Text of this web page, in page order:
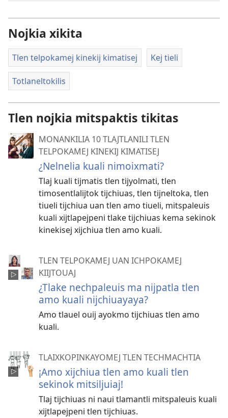
Nojkia xikita
Tlen telpokamej kinekij kimatisej Kej tieli
Totlaneltokilis
Tlen nojkia mitspaktis tikitas
MONANKILIA 10 TLAJTLANILI TLEN
TELPOKAMEJ KINEKIJ KIMATISEJ
¿Nelnelia kuali nimoixmati?
Tlaj kuali tijmatis tlen tijyolmati, tlen
timosentlalijtok tijchiuas, tlen tijneltoka, tlen
tiueli tijchiua uan tlen amo tiueli, mitspaleuis
kuali xijtlapejpeni tlake tijchiuas kema sekinok
kinekisej xijchiua tlen amo kuali.
TLEN TELPOKAMEJ UAN ICHPOKAMEJ
KIIJTOUAJ
¿Tlake nechpaleuis ma nijpatla tlen
amo kuali nijchiuayaya?
Amo tlauel ouij ayokmo tijchiuas tlen amo
kuali.
TLAIXKOPINKAYOMEJ TLEN TECHMACHTIA
¡Amo xijchiua tlen amo kuali tlen
sekinok mitsiljuiaj!
Tlaj tijchiuas ni naui tlamantli mitspaleuis kuali
xijtlapejpeni tlen tijchiuas.